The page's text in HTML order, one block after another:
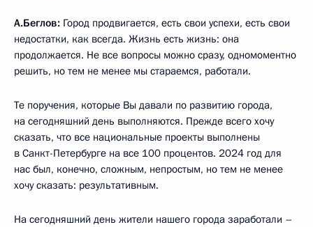
А.Беглов: Город продвигается, есть свои успехи, есть свои
недостатки, как всегда. Жизнь есть жизнь: она
продолжается. Не все вопросы можно сразу, одномоментно
решить, но тем не менее мы стараемся, работали.
Те поручения, которые Вы давали по развитию города,
на сегодняшний день выполняются. Прежде всего хочу
сказать, что все национальные проекты выполнены
в Санкт-Петербурге на все 100 процентов. 2024 год для
нас был, конечно, сложным, непростым, но тем не менее
хочу сказать: результативным.
На сегодняшний день жители нашего города заработали –